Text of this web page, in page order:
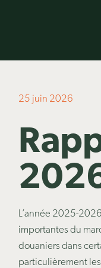
25 juin 2026
L’année 2025-
importantes du
douaniers dans
particulièrement